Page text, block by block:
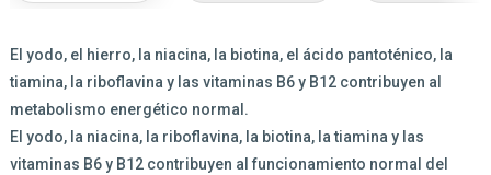
El yodo, el hierro, la niacina, la biotina, el ácido pantoténico, la
tiamina, la riboflavina y las vitaminas B6 y B12 contribuyen al
metabolismo energético normal.
El yodo, la niacina, la riboflavina, la biotina, la tiamina y las
vitaminas B6 y B12 contribuyen al funcionamiento normal del